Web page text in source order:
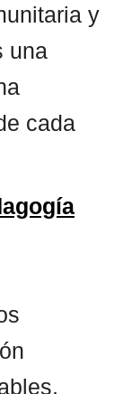
y
una
cada